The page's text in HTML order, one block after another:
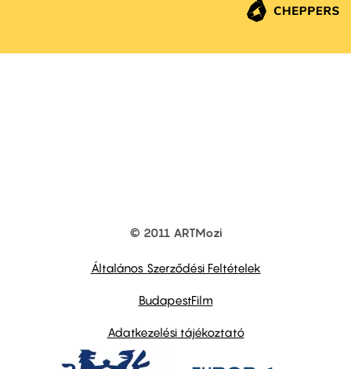
© 2011 ARTMozi
Általános Szerződési Feltételek
BudapestFilm
Adatkezelési tájékoztató